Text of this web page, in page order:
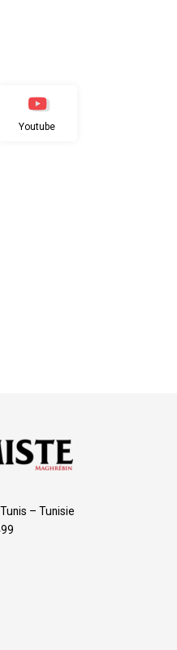
Youtube
– Tunisie